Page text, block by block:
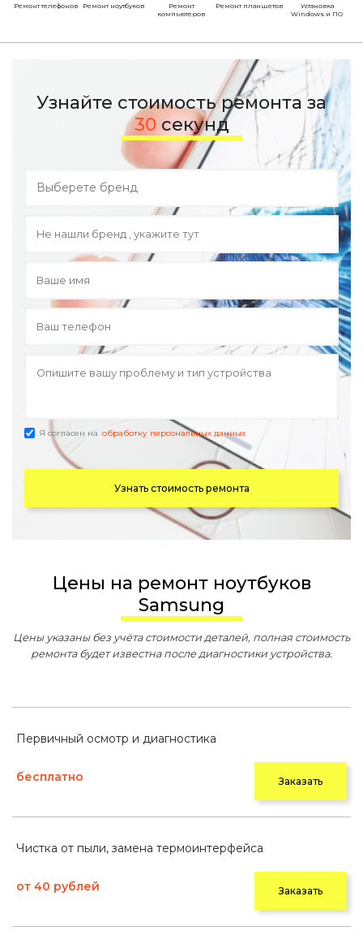
Ремонт телефонов Ремонт ноутбуков
Ремонт
компьютеров
Ремонт планшетов
Установка
Windows и ПО
Узнайте стоимость ремонта за
30 секунд
Выберете бренд
Я согласен на обработку персональных данных
Узнать стоимость ремонта
Цены на ремонт ноутбуков
Samsung
Цены указаны без учёта стоимости деталей, полная стоимость
ремонта будет известна после диагностики устройства.
Первичный осмотр и диагностика
бесплатно Заказать
Чистка от пыли, замена термоинтерфейса
от 40 рублей Заказать